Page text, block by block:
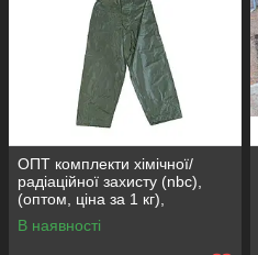
ОПТ комплекти хімічної/
радіаційної захисту (nbc),
(оптом, ціна за 1 кг),
ҐАТУНОК 1, оригінал Італія
В наявності